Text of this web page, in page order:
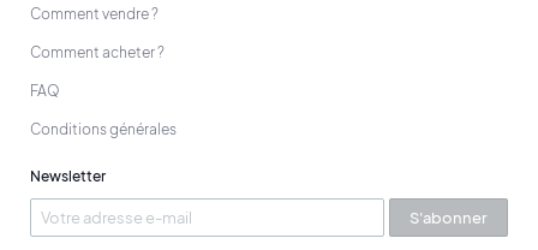
Comment vendre ?
Comment acheter ?
FAQ
Conditions générales
Newsletter
S'abonner